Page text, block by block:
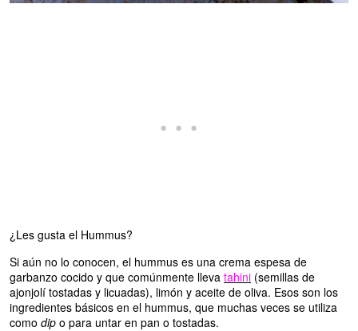
¿Les gusta el Hummus?
Si aún no lo conocen, el hummus es una crema espesa de
garbanzo cocido y que comúnmente lleva tahini (semillas de
ajonjolí tostadas y licuadas), limón y aceite de oliva. Esos son los
ingredientes básicos en el hummus, que muchas veces se utiliza
como dip o para untar en pan o tostadas.